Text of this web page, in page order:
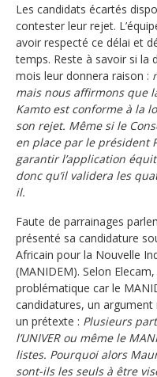
Les candidats écartés
contester leur rejet.
avoir respecté ce délai et
temps. Reste à savoir si la
mois leur donnera raison :
mais nous affirmons que
Kamto est conforme à la
son rejet. Même si le
en place par le président
garantir l’application
donc qu’il validera les
il.
Faute de parrainages
présenté sa candidature
Africain pour la Nouvelle
(MANIDEM). Selon
problématique car le
candidatures, un
un prétexte : Plusieurs
l’UNIVER ou même le
listes. Pourquoi alors
sont-ils les seuls à être